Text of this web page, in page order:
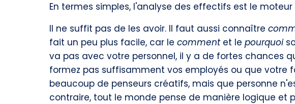
En termes simples, l'analyse des effectifs est le
Il ne suffit pas de les avoir. Il faut aussi connaître
fait un peu plus facile, car le comment et le pourquoi
va pas avec votre personnel, il y a de fortes chances
formez pas suffisamment vos employés ou que votre
beaucoup de penseurs créatifs, mais que personne
contraire, tout le monde pense de manière logique et